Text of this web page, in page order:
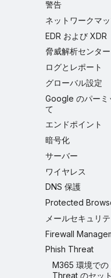
警告
ネットワークマ
EDR および XDR
脅威解析センター
ログとレポート
グローバル設定
Google のパーミ
て
エンドポイント
暗号化
サーバー
ワイヤレス
DNS 保護
Protected
メールセキュリテ
Firewall
Phish Threat
M365 環境での
Threat のセッ